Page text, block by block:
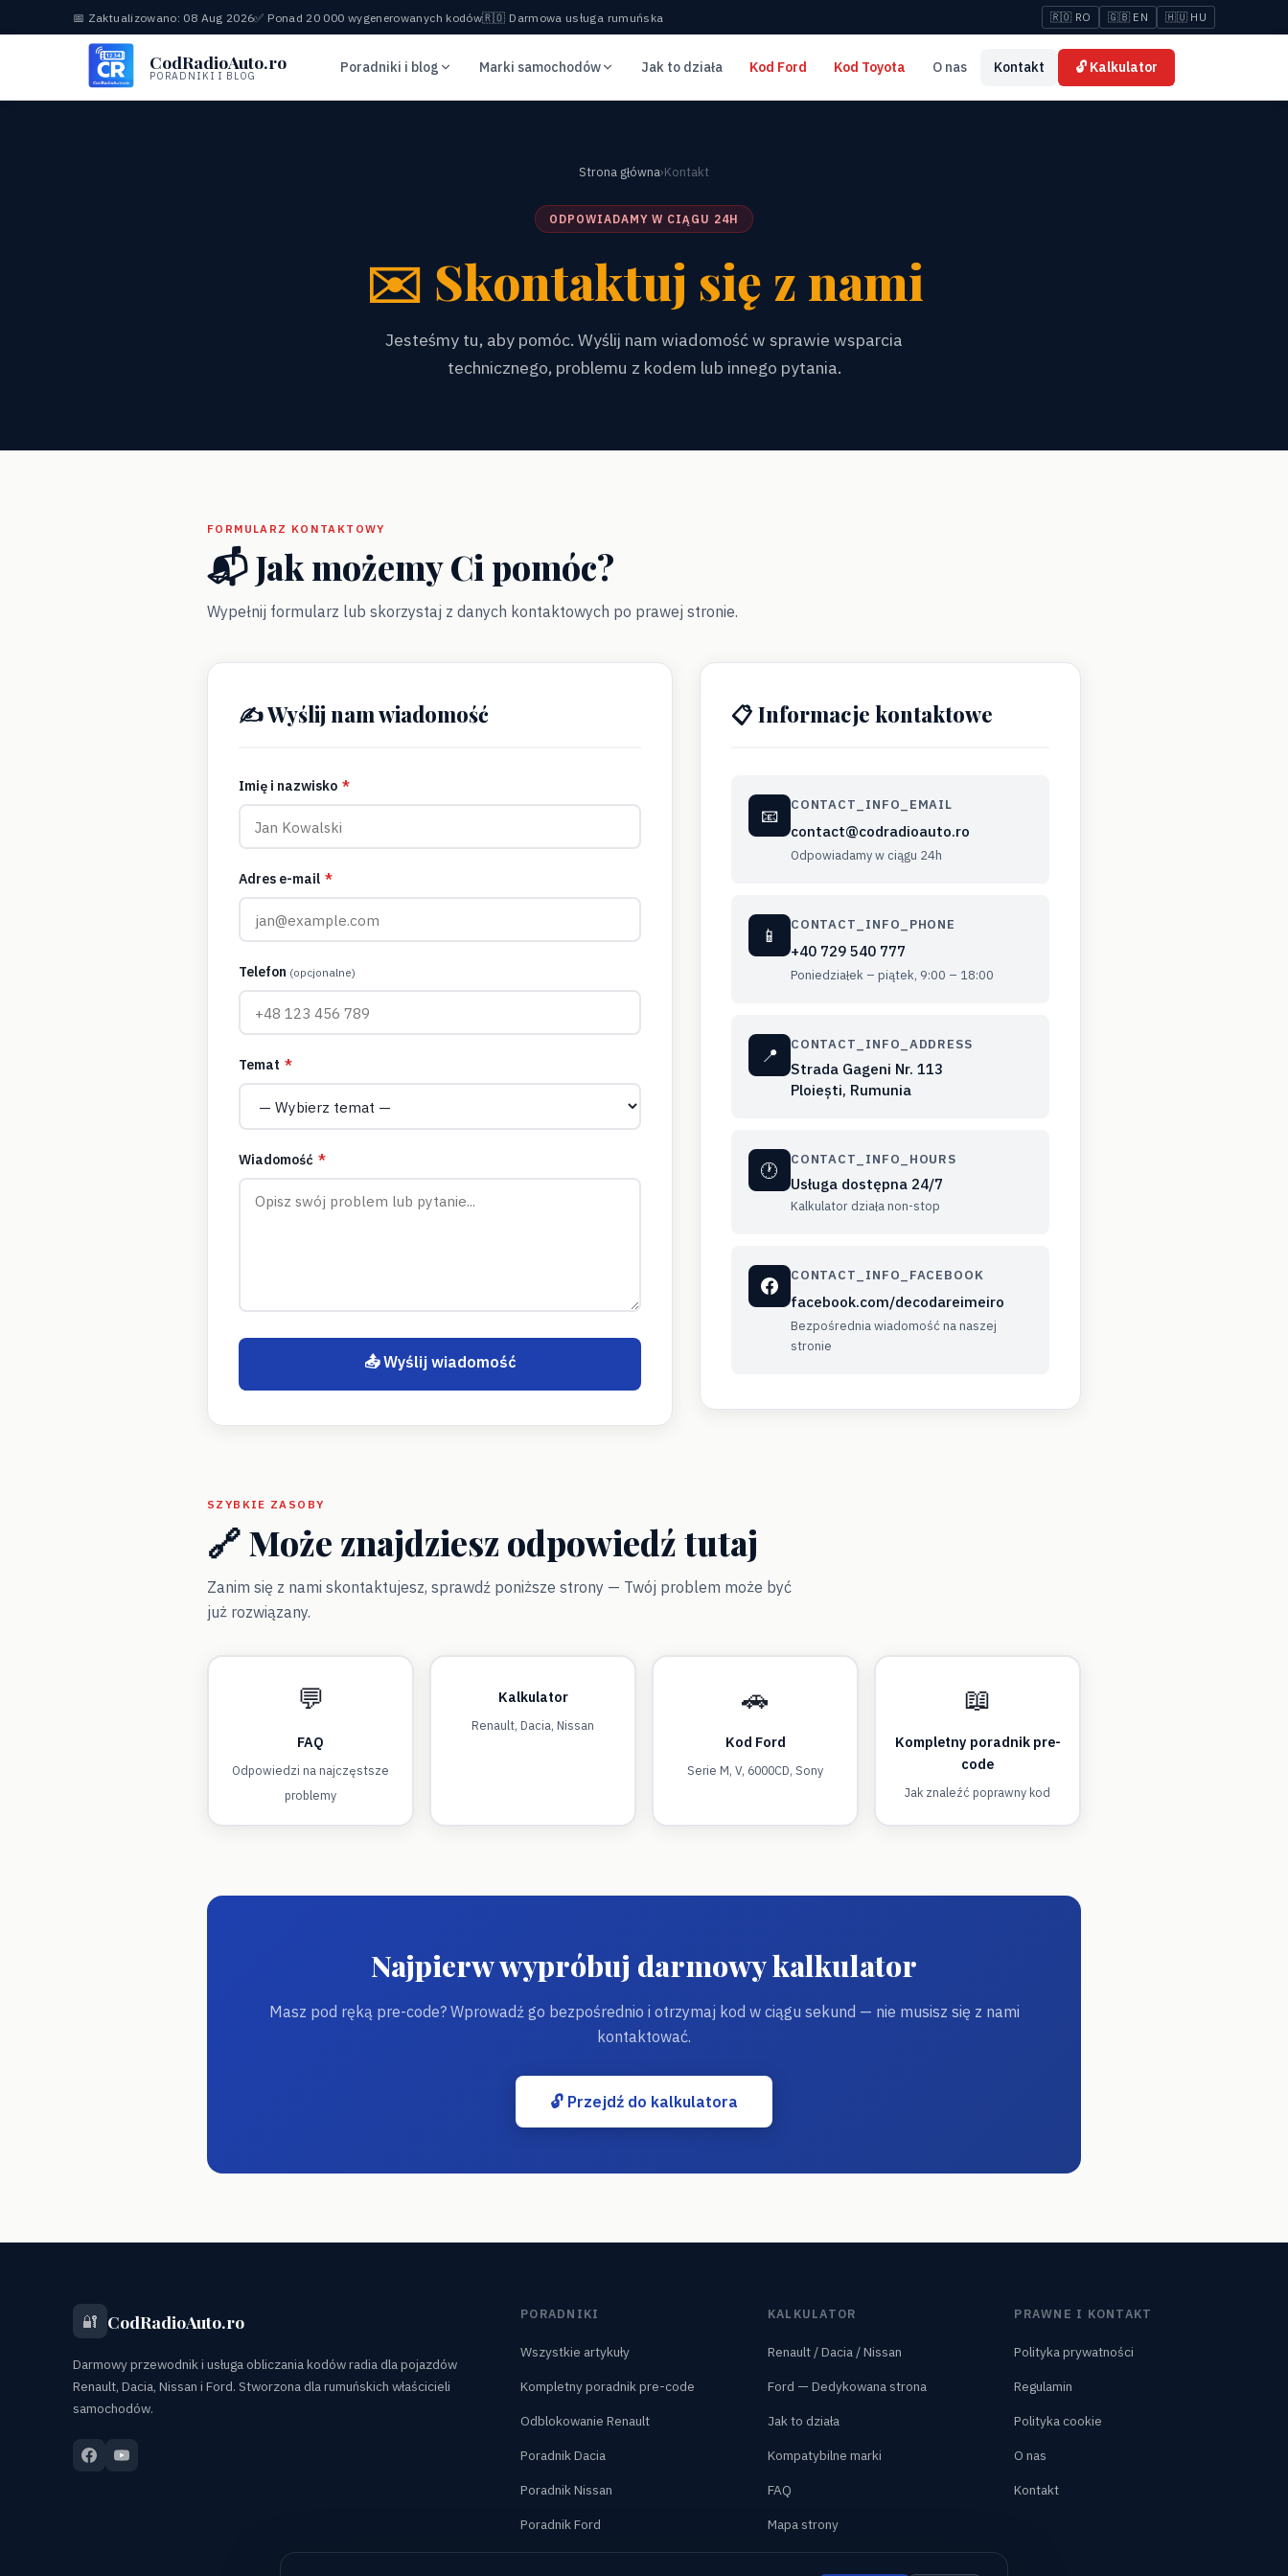
📅 Zaktualizowano: 08 Aug 2026✅ Ponad 20 000 wygenerowanych kodów🇷🇴 Darmowa usługa rumuńska 🇷🇴 RO 🇬🇧 EN 🇭🇺 HU
CodRadioAuto.ro
PORADNIKI I BLOG
Poradniki i blog Marki samochodów Jak to działa Kod Ford Kod Toyota O nas Kontakt 🔓 Kalkulator
Strona główna›Kontakt
ODPOWIADAMY W CIĄGU 24H
✉️ Skontaktuj się z nami
Jesteśmy tu, aby pomóc. Wyślij nam wiadomość w sprawie wsparcia
technicznego, problemu z kodem lub innego pytania.
FORMULARZ KONTAKTOWY
📬 Jak możemy Ci pomóc?
Wypełnij formularz lub skorzystaj z danych kontaktowych po prawej stronie.
✍️ Wyślij nam wiadomość
Imię i nazwisko *
Adres e-mail *
Telefon (opcjonalne)
Temat *
Wiadomość *
📤 Wyślij wiadomość
📋 Informacje kontaktowe
📧 CONTACT_INFO_EMAIL
contact@codradioauto.ro
Odpowiadamy w ciągu 24h
📱 CONTACT_INFO_PHONE
+40 729 540 777
Poniedziałek – piątek, 9:00 – 18:00
📍 CONTACT_INFO_ADDRESS
Strada Gageni Nr. 113
Ploiești, Rumunia
🕐 CONTACT_INFO_HOURS
Usługa dostępna 24/7
Kalkulator działa non-stop
CONTACT_INFO_FACEBOOK
facebook.com/decodareimeiro
Bezpośrednia wiadomość na naszej
stronie
SZYBKIE ZASOBY
🔗 Może znajdziesz odpowiedź tutaj
Zanim się z nami skontaktujesz, sprawdź poniższe strony — Twój problem może być
już rozwiązany.
💬
FAQ
Odpowiedzi na najczęstsze
problemy
Kalkulator
Renault, Dacia, Nissan
🚗
Kod Ford
Serie M, V, 6000CD, Sony
📖
Kompletny poradnik pre-
code
Jak znaleźć poprawny kod
Najpierw wypróbuj darmowy kalkulator
Masz pod ręką pre-code? Wprowadź go bezpośrednio i otrzymaj kod w ciągu sekund — nie musisz się z nami
kontaktować.
🔓 Przejdź do kalkulatora
🔐 CodRadioAuto.ro
Darmowy przewodnik i usługa obliczania kodów radia dla pojazdów
Renault, Dacia, Nissan i Ford. Stworzona dla rumuńskich właścicieli
samochodów.
PORADNIKI
Wszystkie artykuły
Kompletny poradnik pre-code
Odblokowanie Renault
Poradnik Dacia
Poradnik Nissan
Poradnik Ford
KALKULATOR
Renault / Dacia / Nissan
Ford — Dedykowana strona
Jak to działa
Kompatybilne marki
FAQ
Mapa strony
PRAWNE I KONTAKT
Polityka prywatności
Regulamin
Polityka cookie
O nas
Kontakt